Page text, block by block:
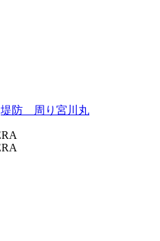
堤防 周り 宮川丸